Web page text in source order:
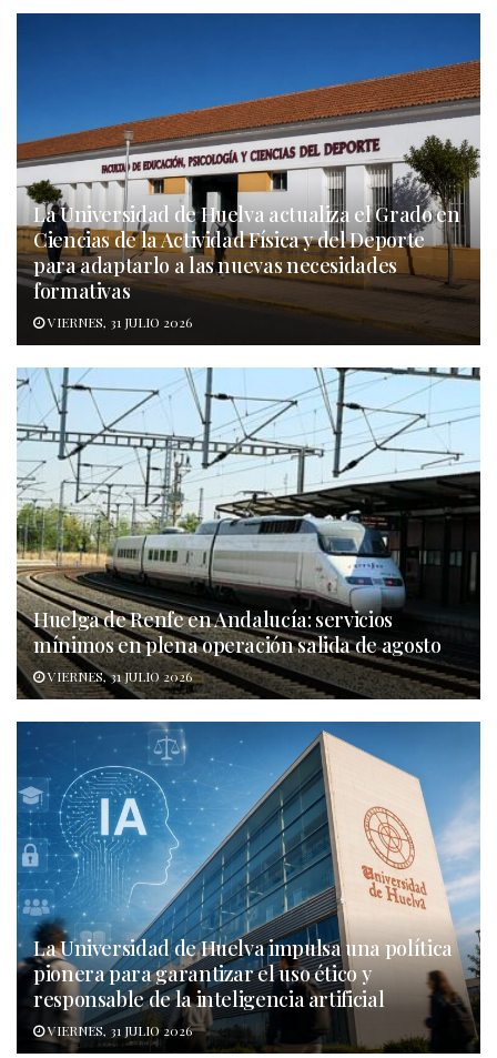
La Universidad de Huelva actualiza el Grado en
Ciencias de la Actividad Física y del Deporte
para adaptarlo a las nuevas necesidades
formativas
VIERNES, 31 JULIO 2026
Huelga de Renfe en Andalucía: servicios
mínimos en plena operación salida de agosto
VIERNES, 31 JULIO 2026
La Universidad de Huelva impulsa una política
pionera para garantizar el uso ético y
responsable de la inteligencia artificial
VIERNES, 31 JULIO 2026